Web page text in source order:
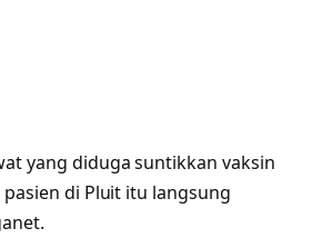
yang diduga suntikkan vaksin
di Pluit itu langsung